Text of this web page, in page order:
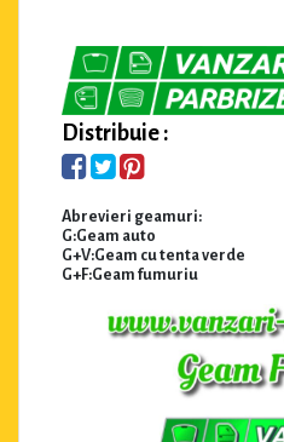
Distribuie :
Abrevieri geamuri:
G:Geam auto
G+V:Geam cu tenta verde
G+F:Geam fumuriu